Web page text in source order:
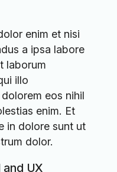
enim et nisi
a ipsa labore
laborum
illo
eos nihil
enim. Et
in dolore sunt ut
dolor.
UX